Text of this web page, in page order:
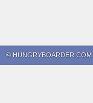
© HUNGRYBOARDER.COM